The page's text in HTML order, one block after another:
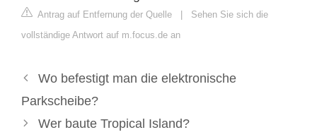
Antrag auf Entfernung der Quelle | Sehen Sie sich die
vollständige Antwort auf m.focus.de an
Wo befestigt man die elektronische
Parkscheibe?
Wer baute Tropical Island?